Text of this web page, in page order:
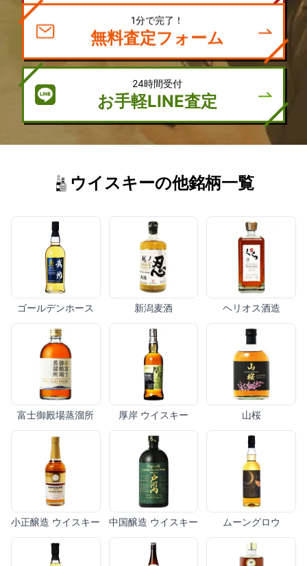
1分で完了！
無料査定フォーム
24時間受付
お手軽LINE査定
ウイスキーの他銘柄一覧
ゴールデンホース 新潟麦酒 ヘリオス酒造
富士御殿場蒸溜所 厚岸 ウイスキー 山桜
小正醸造 ウイスキー 中国醸造 ウイスキー ムーングロウ